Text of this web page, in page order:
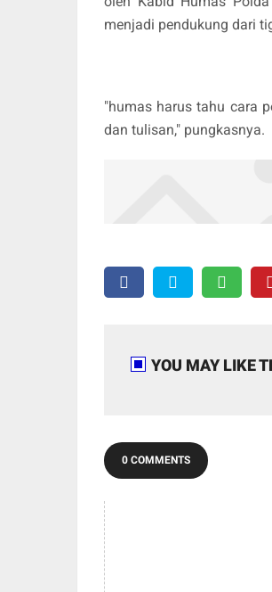
menjadi pendukung dari
"humas harus tahu cara
dan tulisan," pungkasnya.
YOU MAY LIKE
0 COMMENTS